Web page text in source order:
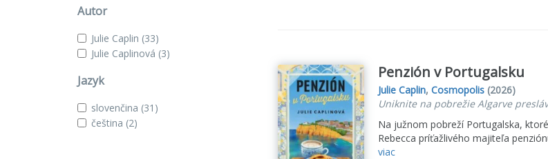
Autor
Julie Caplin (33)
Julie Caplinová (3)
Jazyk
slovenčina (31)
čeština (2)
Penzión v Portugalsku
Julie Caplin, Cosmopolis(2026)
Uniknite na pobrežie Algarve
Na južnom pobreží Portugalska,
Rebecca príťažlivého majiteľa
viac